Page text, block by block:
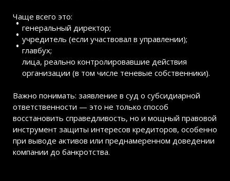
Чаще всего это:
генеральный директор;
учредитель (если участвовал в управлении);
главбух;
лица, реально контролировавшие действия
организации (в том числе теневые собственники).
Важно понимать: заявление в суд о субсидиарной
ответственности — это не только способ
восстановить справедливость, но и мощный правовой
инструмент защиты интересов кредиторов, особенно
при выводе активов или преднамеренном доведении
компании до банкротства.